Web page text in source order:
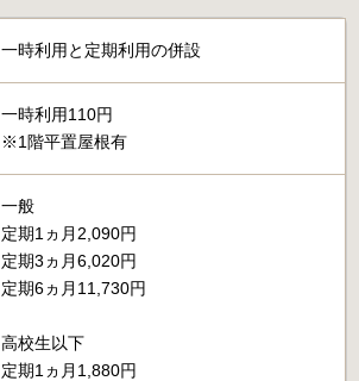
一時利用と定期利用の併設
一時利用110円
※1階平置屋根有
一般
定期1ヵ月2,090円
定期3ヵ月6,020円
定期6ヵ月11,730円
高校生以下
定期1ヵ月1,880円